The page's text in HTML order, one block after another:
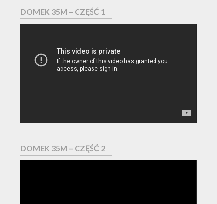
DOMEK 35M – CZĘŚĆ 1
DOMEK 35M – CZĘŚĆ 2